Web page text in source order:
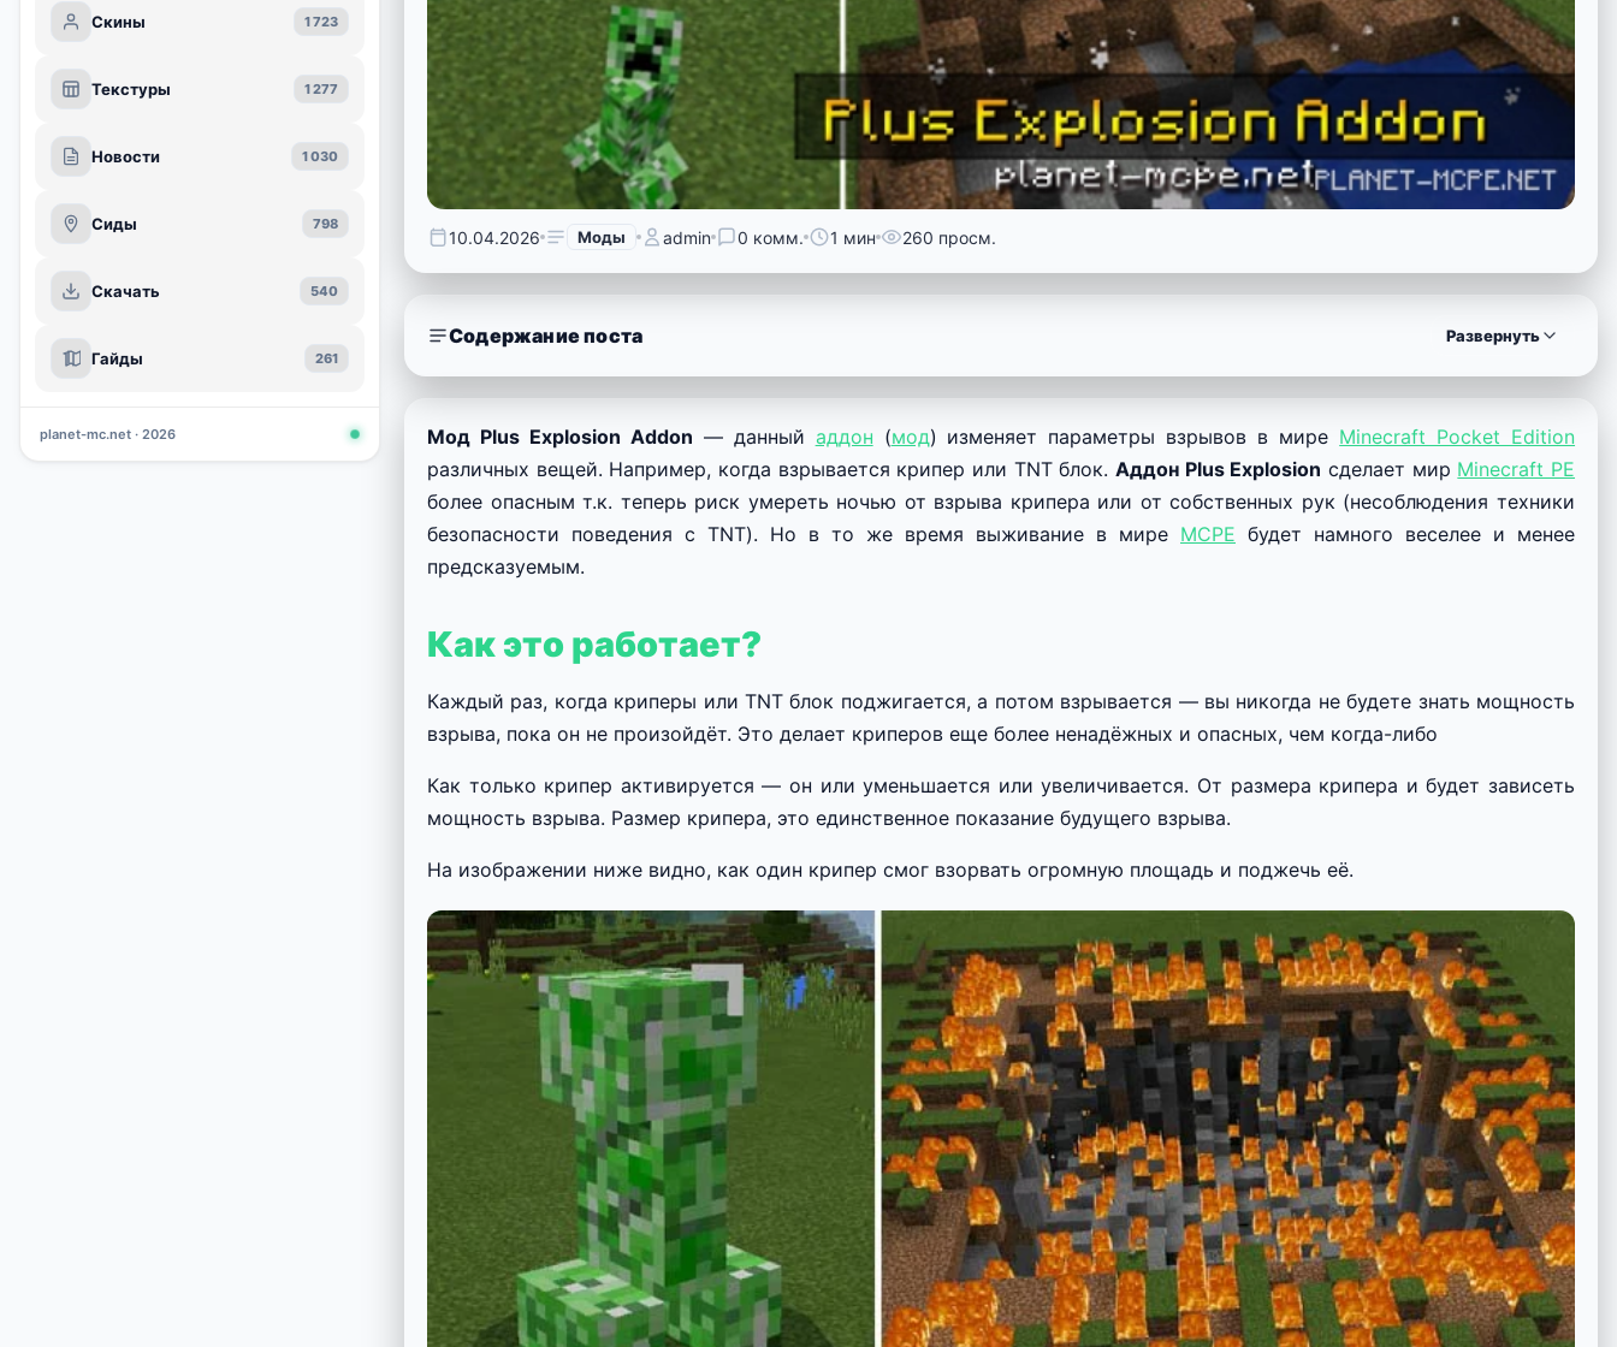
Скины 1 723
Текстуры 1 277
Новости 1 030
Сиды 798
Скачать 540
Гайды 261
planet-mc.net · 2026
10.04.2026 Моды admin 0 комм. 1 мин 260 просм.
Содержание поста Развернуть
Мод Plus Explosion Addon — данный аддон (мод) изменяет параметры взрывов в мире Minecraft Pocket Edition
различных вещей. Например, когда взрывается крипер или TNT блок. Аддон Plus Explosion сделает мир Minecraft PE
более опасным т.к. теперь риск умереть ночью от взрыва крипера или от собственных рук (несоблюдения техники
безопасности поведения с TNT). Но в то же время выживание в мире MCPE будет намного веселее и менее
предсказуемым.
Как это работает?
Каждый раз, когда криперы или TNT блок поджигается, а потом взрывается — вы никогда не будете знать мощность
взрыва, пока он не произойдёт. Это делает криперов еще более ненадёжных и опасных, чем когда-либо
Как только крипер активируется — он или уменьшается или увеличивается. От размера крипера и будет зависеть
мощность взрыва. Размер крипера, это единственное показание будущего взрыва.
На изображении ниже видно, как один крипер смог взорвать огромную площадь и поджечь её.